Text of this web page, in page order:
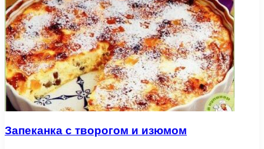
Запеканка с творогом и изюмом